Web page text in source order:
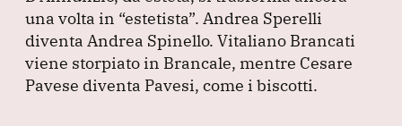
una volta in “estetista”. Andrea Sperelli
diventa Andrea Spinello. Vitaliano Brancati
viene storpiato in Brancale, mentre Cesare
Pavese diventa Pavesi, come i biscotti.